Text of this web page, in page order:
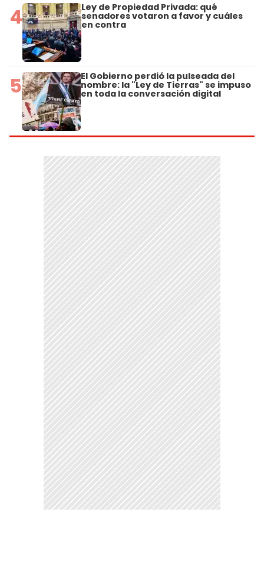
4 Ley de Propiedad Privada: qué
senadores votaron a favor y cuáles
en contra
5 El Gobierno perdió la pulseada del
nombre: la "Ley de Tierras" se impuso
en toda la conversación digital